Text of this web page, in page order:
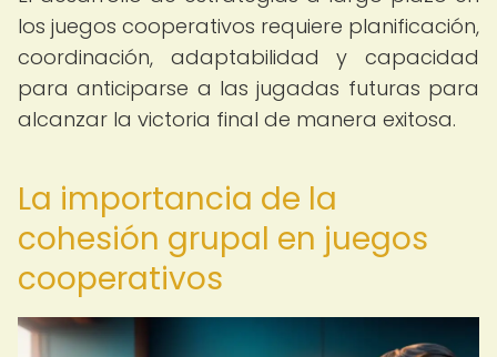
los juegos cooperativos requiere planificación,
coordinación, adaptabilidad y capacidad
para anticiparse a las jugadas futuras para
alcanzar la victoria final de manera exitosa.
La importancia de la
cohesión grupal en juegos
cooperativos